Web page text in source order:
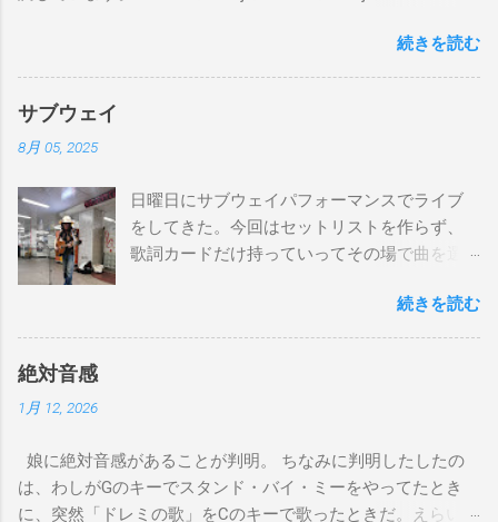
Fmaj7/Gm7 C7/ Am7 D7/Gm7 C7/ Fmaj7/ Bbmaj7/Am7
Abm7/Gm7 C7/Fmaj7/Bbmaj7/Am7 Abm7/Gm7 C7/Fmaj7/
Gm7 C7/ Fmaj7/Gm7 C7/ Fmaj7/Gm7 C7/ Am7 D7/Gm7 C7/
Fmaj7/ Gm7 C7 Fmaj7 僕のスエードシューズ Gm7
C7 Fmaj7 黒いスエードシューズ Gm7 C7 Am
のも一緒さ Gm7 C7 Fmaj7 僕のスウェードシューズ
Gm7 C7 Fmaj7 先の尖ったシューズ Gm7 C7
Am7 とてもカッコいいのさ D7 Gm7 C7 Fmaj7 いつも気分
最高 Bbmaj7 Am7 Abm7 こい...
続きを読む
サブウェイ
8月 05, 2025
日曜日にサブウェイパフォーマンスでライブ
をしてきた。今回はセットリストを作らず、
歌詞カードだけ持っていってその場で曲を選
をやった。でも、曲選びにかなりの時間を使
ったし、ライブの流れを良くするためにもセ
す。是非お越しください。 A change is gonna
come Gee, baby, ain't I good to you Michelle All
続きを読む
絶対音感
1月 12, 2026
娘に絶対音感があることが判明。 ちなみに判明したしたの
は、わしがGのキーでスタンド・バイ・ミーをやってたとき
に、突然「ドレミの歌」をCのキーで歌ったときだ。えらい調